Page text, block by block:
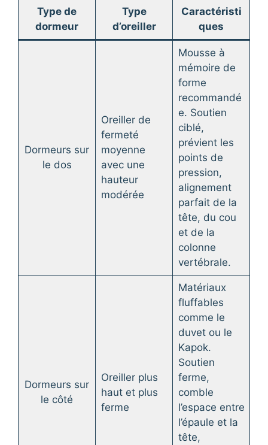
Type de
dormeur
Type
d’oreiller
Caractéristi
ques
Dormeurs sur
le dos
Oreiller de
fermeté
moyenne
avec une
hauteur
modérée
Mousse à
mémoire de
forme
recommandé
e. Soutien
ciblé,
prévient les
points de
pression,
alignement
parfait de la
tête, du cou
et de la
colonne
vertébrale.
Dormeurs sur
le côté
Oreiller plus
haut et plus
ferme
Matériaux
fluffables
comme le
duvet ou le
Kapok.
Soutien
ferme,
comble
l’espace entre
l’épaule et la
tête,